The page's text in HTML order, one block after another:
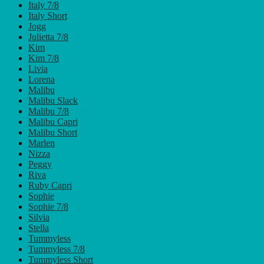
Italy 7/8
Italy Short
Jogg
Julietta 7/8
Kim
Kim 7/8
Livia
Lorena
Malibu
Malibu Slack
Malibu 7/8
Malibu Capri
Malibu Short
Marlen
Nizza
Peggy
Riva
Ruby Capri
Sophie
Sophie 7/8
Silvia
Stella
Tummyless
Tummyless 7/8
Tummyless Short